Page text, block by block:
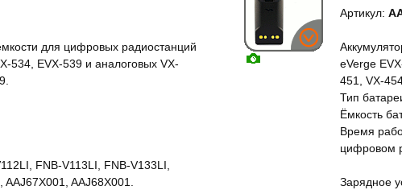
для цифровых радиостанций
534, EVX-539 и аналоговых VX-
FNB-V113LI, FNB-V133LI,
AAJ68X001.
Артикул:
eVerge
451, VX-
Тип
Ёмкость
Время
цифровом
Зарядное